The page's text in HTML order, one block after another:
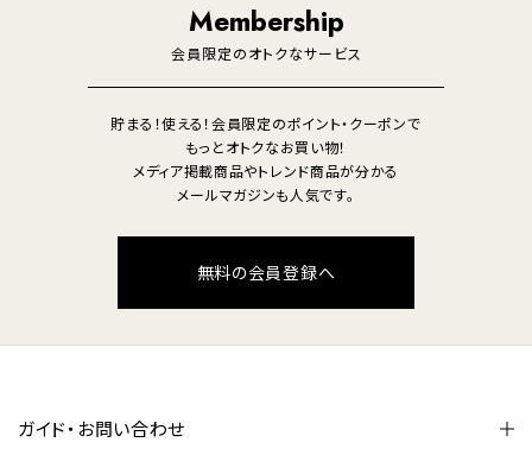
Membership
会員限定のオトクなサービス
貯まる！使える！会員限定のポイント・クーポンで
もっとオトクなお買い物！
メディア掲載商品やトレンド商品が分かる
メールマガジンも人気です。
無料の会員登録へ
ガイド・お問い合わせ